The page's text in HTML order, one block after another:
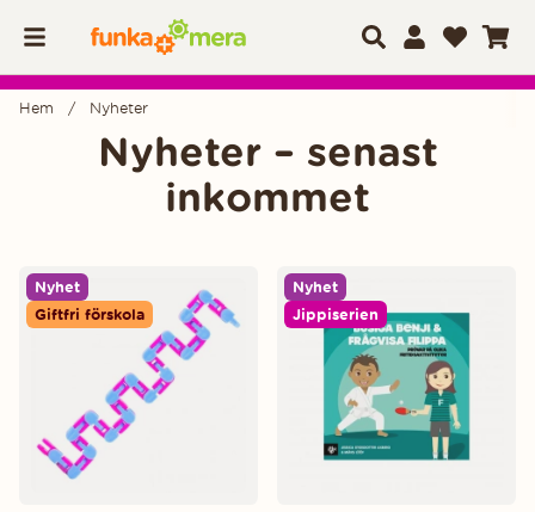
Hem Nyheter
Nyheter – senast
inkommet
Nyhet
Giftfri förskola
Nyhet
Jippiserien